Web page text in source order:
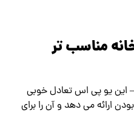
مناسب تر
۱٫ Rajeman Back-UPS 1500VA – این یو پی اس تعادل خوبی
ارائه می دهد و آن را برای